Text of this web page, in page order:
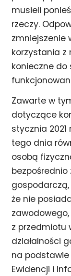
musieli
rzeczy.
zmniejszenie
korzystania z
konieczne do
Zawarte w
dotyczące
stycznia
tego dnia
osobą
bezpośrednio
że nie
z przedmiotu
działalności
na podstawie
Ewidencji i